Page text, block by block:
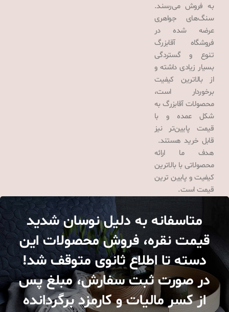
به فروش می‌رسند.
سنگ‌های جواهری
عرضه شده در
فروشگاه آقابزرگ
تنوع و گستردگی
بسیار زیادی داشته و
از بالاترین کیفیت
برخوردار است،
محصولات آقابزرگ به
شکل عمده و با
قیمت پایین‌تر نیز
قابل خرید هستند.
هدف ما ارائه
محصولاتی با بالاترین
کیفیت و پایین ترین
قیمت است.
متاسفانه به دلیل نوسان شدید
قیمت نقره، فروش محصولات این
دسته تا اطلاع ثانوی متوقف شد!
در صورت ثبت سفارش، مبلغ پس
از کسر مالیات و کارمزد برگردانده